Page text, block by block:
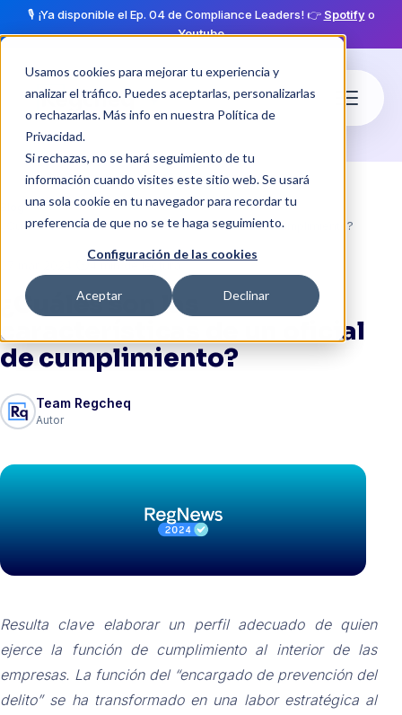
Usamos cookies para mejorar tu experiencia y
analizar el tráfico. Puedes aceptarlas, personalizarlas
o rechazarlas. Más info en nuestra Política de
Privacidad.
Si rechazas, no se hará seguimiento de tu
información cuando visites este sitio web. Se usará
una sola cookie en tu navegador para recordar tu
preferencia de que no se te haga seguimiento.
Configuración de las cookies
Aceptar Declinar
🎙️ ¡Ya disponible el Ep. 04 de Compliance Leaders! 👉 Spotifyo
Youtube
¿Cuáles son las características de un oficial de cumplimiento?
schedule4 min de lectura
¿Cuáles son las
características de un oficial
de cumplimiento?
Team Regcheq
Autor
Resulta clave elaborar un perfil adecuado de quien
ejerce la función de cumplimiento al interior de las
empresas. La función del “encargado de prevención del
delito” se ha transformado en una labor estratégica al